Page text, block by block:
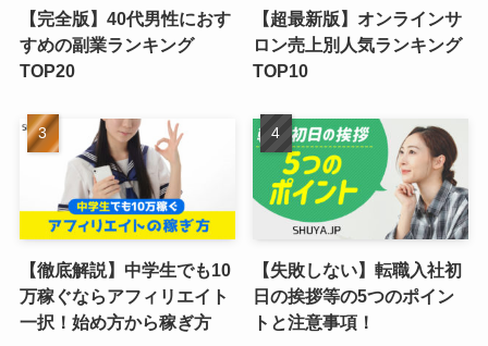
【完全版】40代男性におす
すめの副業ランキング
TOP20
【超最新版】オンラインサ
ロン売上別人気ランキング
TOP10
【徹底解説】中学生でも10
万稼ぐならアフィリエイト
一択！始め方から稼ぎ方
【失敗しない】転職入社初
日の挨拶等の5つのポイン
トと注意事項！